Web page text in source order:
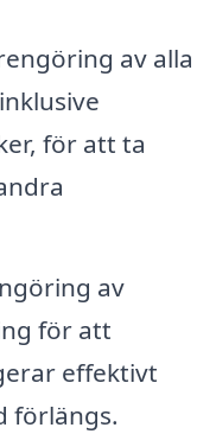
av alla
för att ta
av
för att
effektivt
förlängs.